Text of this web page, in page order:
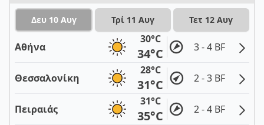
Δευ 10 Αυγ Τρί 11 Αυγ Τετ 12 Αυγ
Αθήνα
30°C
34°C 3 - 4 BF
Θεσσαλονίκη
28°C
31°C 2 - 3 BF
Πειραιάς
31°C
35°C 2 - 4 BF